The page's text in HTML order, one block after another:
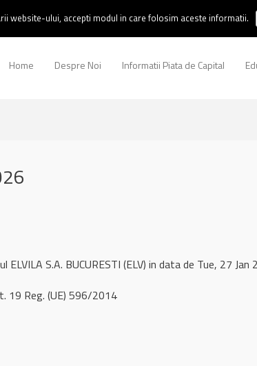
Home Despre Noi Informatii Piata de Capital
S.A. BUCURESTI (ELV) in data de Tue, 27
19 Reg. (UE) 596/2014
website-ului, accepti modul in care folosim aceste informatii.